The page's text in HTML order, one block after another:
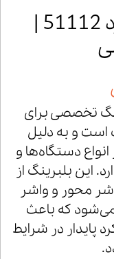
خرید بلبرینگ کف گرد 51112 |
یک بلبرینگ تخصصی برای
و به دلیل
انواع دستگاه‌ها و
این بلبرینگ از
محور و واشر
که باعث
در شرایط